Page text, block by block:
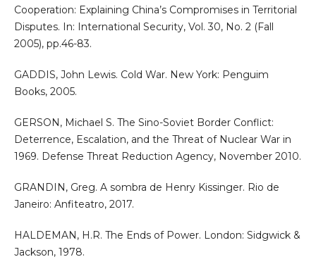
Cooperation: Explaining China’s Compromises in Territorial
Disputes. In: International Security, Vol. 30, No. 2 (Fall
2005), pp.46-83.
GADDIS, John Lewis. Cold War. New York: Penguim
Books, 2005.
GERSON, Michael S. The Sino-Soviet Border Conflict:
Deterrence, Escalation, and the Threat of Nuclear War in
1969. Defense Threat Reduction Agency, November 2010.
GRANDIN, Greg. A sombra de Henry Kissinger. Rio de
Janeiro: Anfiteatro, 2017.
HALDEMAN, H.R. The Ends of Power. London: Sidgwick &
Jackson, 1978.